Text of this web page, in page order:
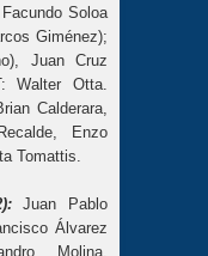
Soloa
Giménez);
Juan Cruz
Walter Otta.
Calderara,
Enzo
Tomattis.
Juan Pablo
Álvarez
Molina,